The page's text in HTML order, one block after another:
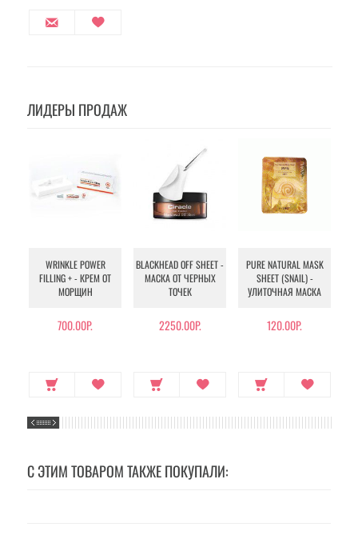
ЛИДЕРЫ ПРОДАЖ
WRINKLE POWER
FILLING + - КРЕМ ОТ
МОРЩИН
700.00Р.
BLACKHEAD OFF SHEET -
МАСКА ОТ ЧЕРНЫХ
ТОЧЕК
2250.00Р.
PURE NATURAL MASK
SHEET (SNAIL) -
УЛИТОЧНАЯ МАСКА
120.00Р.
С ЭТИМ ТОВАРОМ ТАКЖЕ ПОКУПАЛИ: